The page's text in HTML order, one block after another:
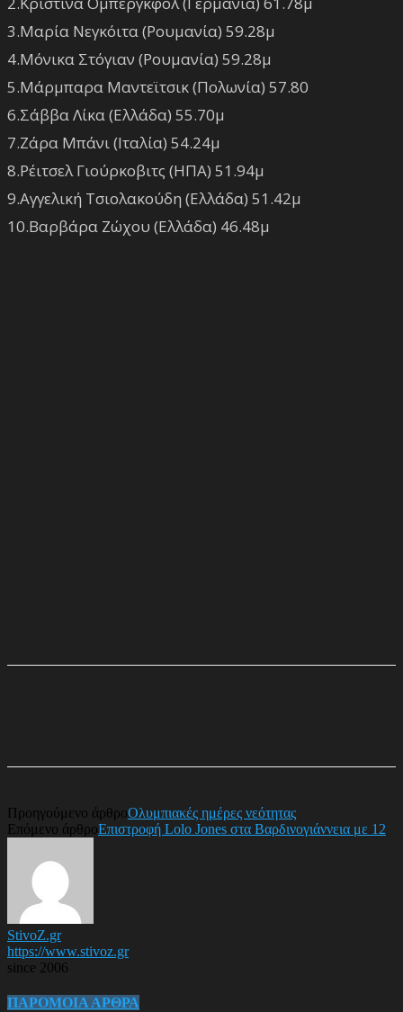
3.Μαρία Νεγκόιτα (Ρουμανία) 59.28μ
4.Μόνικα Στόγιαν (Ρουμανία) 59.28μ
5.Μάρμπαρα Μαντεϊτσικ (Πολωνία) 57.80
6.Σάββα Λίκα (Ελλάδα) 55.70μ
7.Ζάρα Μπάνι (Ιταλία) 54.24μ
8.Ρέιτσελ Γιούρκοβιτς (ΗΠΑ) 51.94μ
9.Αγγελική Τσιολακούδη (Ελλάδα) 51.42μ
10.Βαρβάρα Ζώχου (Ελλάδα) 46.48μ
Προηγούμενο άρθροΟλυμπιακές ημέρες νεότητας
Επόμενο άρθροΕπιστροφή Lolo Jones στα Βαρδινογιάννεια με 12
StivoZ.gr
https://www.stivoz.gr
since 2006
ΠΑΡΟΜΟΙΑ ΑΡΘΡΑ